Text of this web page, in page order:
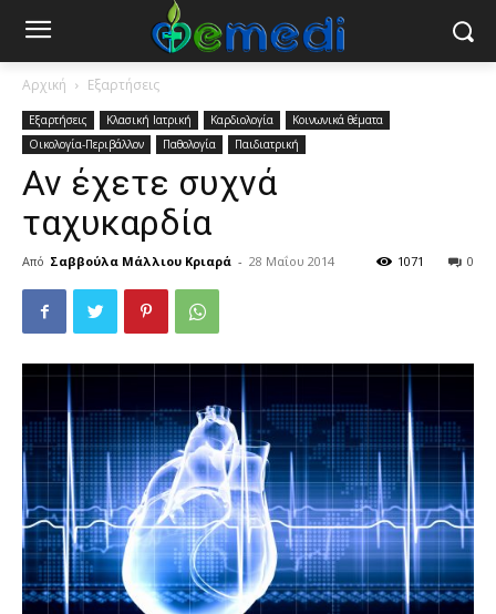
Αρχική Εξαρτήσεις
Εξαρτήσεις Κλασική Ιατρική Καρδιολογία
Κοινωνικά θέματα
Οικολογία-Περιβάλλον
Παθολογία Παιδιατρική
Αν έχετε συχνά
ταχυκαρδία
Από Σαββούλα Μάλλιου Κριαρά - 28 Μαΐου 2014 0
1071